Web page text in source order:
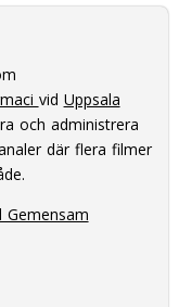
vid Uppsala
och administrera
där flera filmer